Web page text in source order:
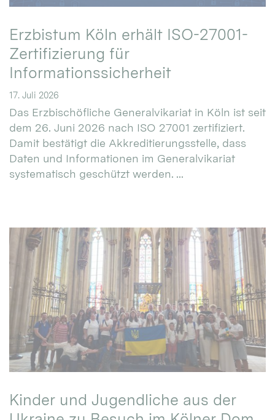
Erzbistum Köln erhält ISO-27001-
Zertifizierung für
Informationssicherheit
17. Juli 2026
Das Erzbischöfliche Generalvikariat in Köln ist seit
dem 26. Juni 2026 nach ISO 27001 zertifiziert.
Damit bestätigt die Akkreditierungsstelle, dass
Daten und Informationen im Generalvikariat
systematisch geschützt werden. ...
Kinder und Jugendliche aus der